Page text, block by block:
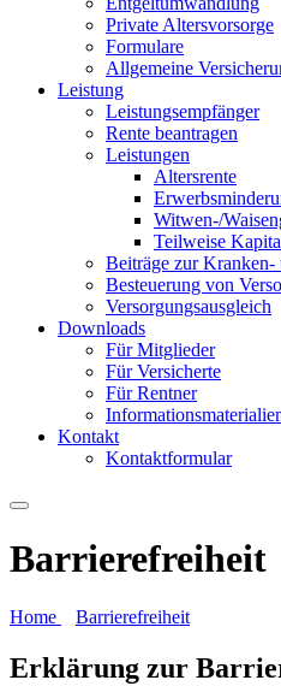
Private Altersvorsorge
Formulare
Allgemeine
Leistung
Leistungsempfänger
Rente beantragen
Leistungen
Altersrente
Witwen-/
Teilweise
Beiträge zur Kranken-
Besteuerung von
Versorgungsausgleich
Downloads
Für Mitglieder
Für Versicherte
Für Rentner
Kontakt
Kontaktformular
Barrierefreiheit
Home Barrierefreiheit
Erklärung zur